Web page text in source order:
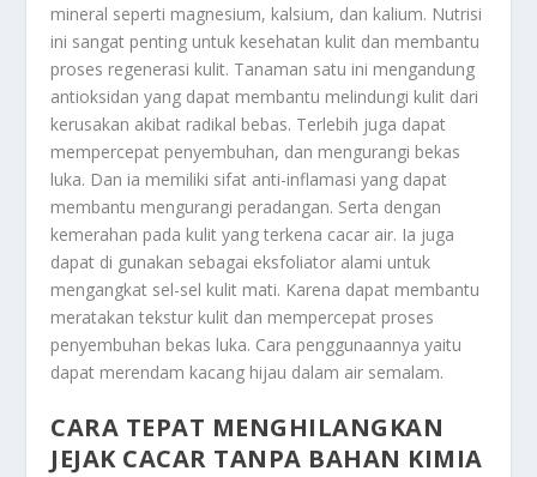
mineral seperti magnesium, kalsium, dan kalium. Nutrisi
ini sangat penting untuk kesehatan kulit dan membantu
proses regenerasi kulit. Tanaman satu ini mengandung
antioksidan yang dapat membantu melindungi kulit dari
kerusakan akibat radikal bebas. Terlebih juga dapat
mempercepat penyembuhan, dan mengurangi bekas
luka. Dan ia memiliki sifat anti-inflamasi yang dapat
membantu mengurangi peradangan. Serta dengan
kemerahan pada kulit yang terkena cacar air. Ia juga
dapat di gunakan sebagai eksfoliator alami untuk
mengangkat sel-sel kulit mati. Karena dapat membantu
meratakan tekstur kulit dan mempercepat proses
penyembuhan bekas luka. Cara penggunaannya yaitu
dapat merendam kacang hijau dalam air semalam.
CARA TEPAT MENGHILANGKAN
JEJAK CACAR TANPA BAHAN KIMIA